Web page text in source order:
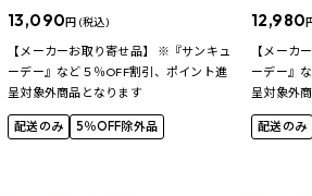
13,090円 (税込)
【メーカーお取り寄せ品】 ※『サンキュ
ーデー』など５％OFF割引、ポイント進
呈対象外商品となります
配送のみ 5％OFF除外品
12,980
【メーカ
ーデー』
呈対象外
配送のみ